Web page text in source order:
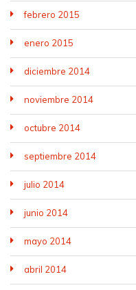
febrero 2015
enero 2015
diciembre 2014
noviembre 2014
octubre 2014
septiembre 2014
julio 2014
junio 2014
mayo 2014
abril 2014